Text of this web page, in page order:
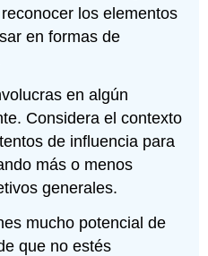
los elementos
en formas de
en algún
Considera el contexto
de influencia para
más o menos
generales.
mucho potencial de
que no estés